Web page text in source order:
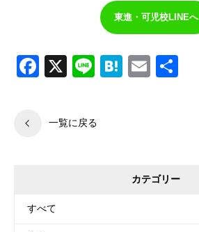
東進・可児校LINEへ
Facebook
X LineHatena
Email
一覧に戻る
カテゴリー
すべて